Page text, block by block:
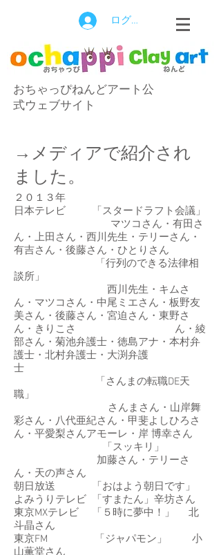
ログイン
おちゃっぴねんどアート公
式ウェブサイト
→メディアで紹介され
ました。
２０１３年
日本テレビ 「スタードラフト会議」
マツコさん・有田さ
ん・上田さん・西川先生・テリーさん・
有吉さん・後藤さん・ひとりさん
「行列のできる法律相
談所」
西川先生・キムさ
ん・マツコさん・中尾ミエさん・板野友
美さん・後藤さん・宮迫さん・東野さ
ん・きりこさ ん・綾
部さん・菊池弁護士・徳島アナ・本村弁
護士・北村弁護士・大渕弁護
士
「さんまの転職DE天
職」
さんまさん・山岸舞
彩さん・八代亜紀さん・甲斐よしひろさ
ん・平愛梨さんアモーレ・岸 博幸さん
「スッキリ」
加藤さん・テリーさ
ん・天の声さん
朝日放送 「おはよう朝日です」
よみうりテレビ 「すまたん」辛坊さん
東京MXテレビ 「５時に夢中！」 北
斗晶さん
東京FM 「ジャパモン」 小
山薫堂さん